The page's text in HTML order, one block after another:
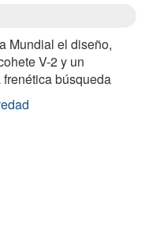
Mundial el diseño,
V-2 y un
búsqueda